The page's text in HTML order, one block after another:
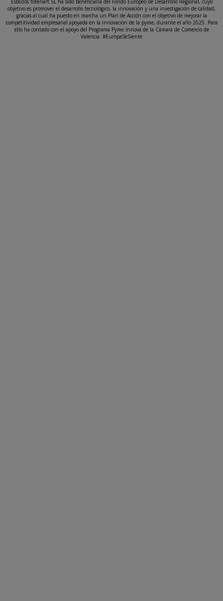
objetivo es promover el desarrollo tecnológico, la innovación y una investigación de calidad,
gracias al cual ha puesto en marcha un Plan de Acción con el objetivo de mejorar la
competitividad empresarial apoyada en la innovación de la pyme, durante el año 2025. Para
ello ha contado con el apoyo del Programa Pyme Innova de la Cámara de Comercio de
Valencia. #EuropaSeSiente